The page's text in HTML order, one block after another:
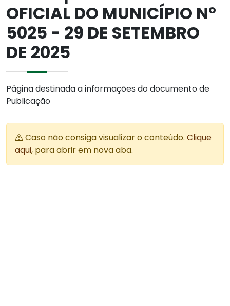
OFICIAL DO MUNICÍPIO N°
5025 - 29 DE SETEMBRO
DE 2025
Página destinada a informações do documento de
Publicação
Caso não consiga visualizar o conteúdo. Clique
aqui, para abrir em nova aba.